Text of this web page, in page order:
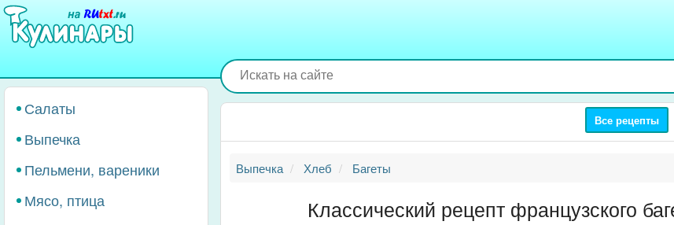
Перейти
основному
Салаты
Выпечка
Пельмени, вареники
Мясо, птица
Все рецепты
Выпечка Хлеб Багеты
Классический рецепт французского